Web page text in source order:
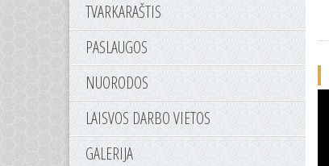
TVARKARAŠTIS
PASLAUGOS
NUORODOS
LAISVOS DARBO VIETOS
GALERIJA